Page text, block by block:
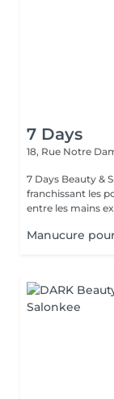
7 Days
18, Rue Notre
7 Days Beauty & Spa Bienvenue dans notre
franchissant les
entre les mains
Manucure